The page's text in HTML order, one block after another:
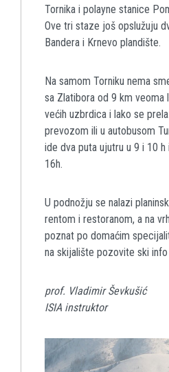
Tornika i polayne stanice
Ove tri staze još opslužuju
Bandera i Krnevo plandište.
Na samom Torniku nema
sa Zlatibora od 9 km veoma
većih uzbrdica i lako se
prevozom ili u autobusom
ide dva puta ujutru u 9 i 10
16h.
U podnožju se nalazi
rentom i restoranom, a na
poznat po domaćim
na skijalište pozovite ski
prof. Vladimir Ševkušić
ISIA instruktor